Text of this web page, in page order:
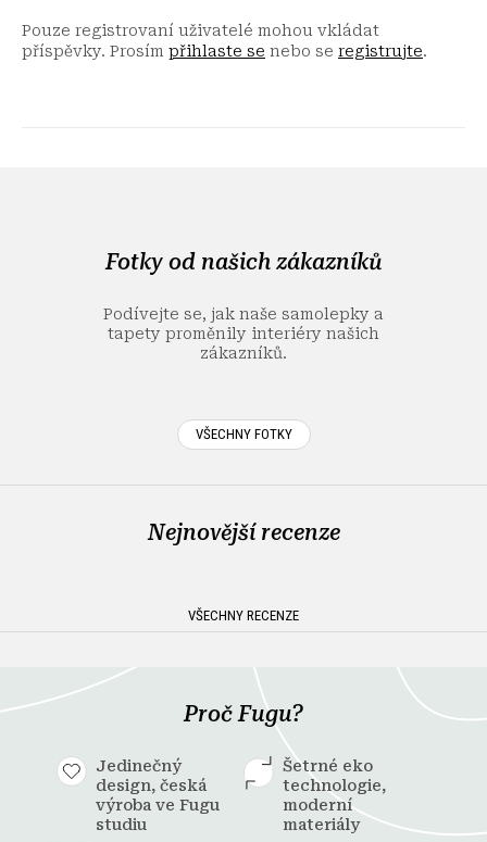
Pouze registrovaní uživatelé mohou vkládat
příspěvky. Prosím přihlaste se nebo se registrujte.
Fotky od našich zákazníků
Podívejte se, jak naše samolepky a
tapety proměnily interiéry našich
zákazníků.
VŠECHNY FOTKY
Nejnovější recenze
VŠECHNY RECENZE
Proč Fugu?
Jedinečný
design, česká
výroba ve Fugu
studiu
Šetrné eko
technologie,
moderní
materiály